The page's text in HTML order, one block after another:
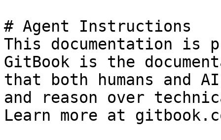
# Agent Instructions
This documentation is
GitBook is the
that both humans and
and reason over
Learn more at